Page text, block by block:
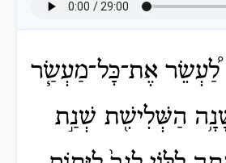
לַ֠עְשֵׂר אֶת־כָּל־מַעְשַׂ֧ר
הַשְּׁלִישִׁ֖ת שְׁנַ֣ת